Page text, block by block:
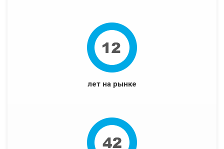
лет на рынке